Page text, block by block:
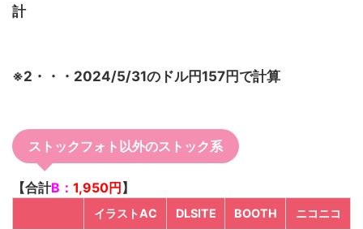
計
※2・・・2024/5/31のドル円157円で計算
ストックフォト以外のストック系
【合計B： 1,950円 】
イラストAC DLSITE BOOTH ニコニコ